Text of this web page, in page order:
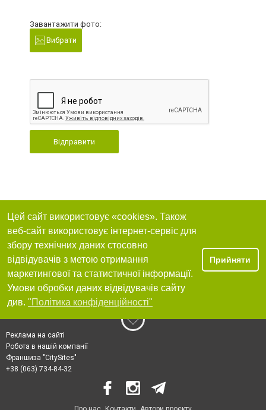
Завантажити фото:
Вибрати
Відправити
Цей сайт використовує «cookies». Також
веб-сайт використовує інтернет-сервіс для
збору технічних даних стосовно
відвідувачів з метою отримання
маркетингової та статистичної інформації.
Умови обробки даних відвідувачів сайту
див. "Політика конфіденційності"
Прийняти
Реклама на сайті
Робота в нашій компанії
Франшиза "CitySites"
+38 (063) 734-84-32